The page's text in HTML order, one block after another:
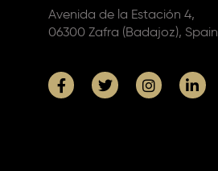
Avenida de la Estación 4,
06300 Zafra (Badajoz), Spain